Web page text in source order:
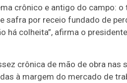
crônico e antigo do campo:
por receio fundado de
colheita”, afirma o
crônica de mão de obra
à margem do mercado de